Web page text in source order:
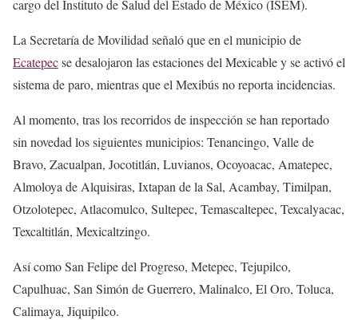
cargo del Instituto de Salud del Estado de México (ISEM).
La Secretaría de Movilidad señaló que en el municipio de
Ecatepecse desalojaron las estaciones del Mexicable y se activó el
sistema de paro, mientras que el Mexibús no reporta incidencias.
Al momento, tras los recorridos de inspección se han reportado
sin novedad los siguientes municipios: Tenancingo, Valle de
Bravo, Zacualpan, Jocotitlán, Luvianos, Ocoyoacac, Amatepec,
Almoloya de Alquisiras, Ixtapan de la Sal, Acambay, Timilpan,
Otzolotepec, Atlacomulco, Sultepec, Temascaltepec, Texcalyacac,
Texcaltitlán, Mexicaltzingo.
Así como San Felipe del Progreso, Metepec, Tejupilco,
Capulhuac, San Simón de Guerrero, Malinalco, El Oro, Toluca,
Calimaya, Jiquipilco.